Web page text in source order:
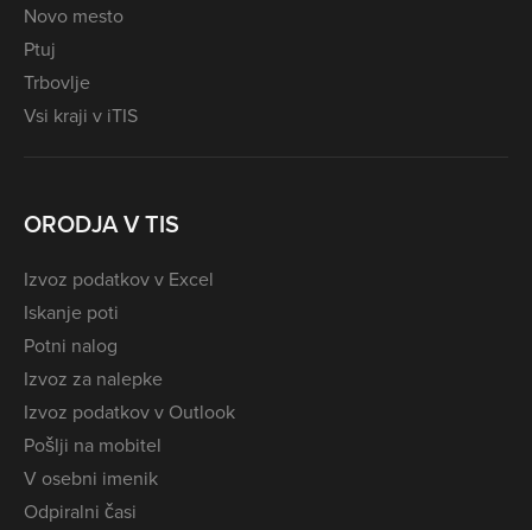
Novo mesto
Ptuj
Trbovlje
Vsi kraji v iTIS
ORODJA V TIS
Izvoz podatkov v Excel
Iskanje poti
Potni nalog
Izvoz za nalepke
Izvoz podatkov v Outlook
Pošlji na mobitel
V osebni imenik
Odpiralni časi